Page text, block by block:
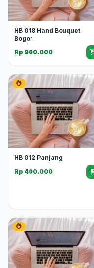
HB 018 Hand Bouquet
Bogor
Rp 900.000
HB 012 Panjang
Rp 400.000